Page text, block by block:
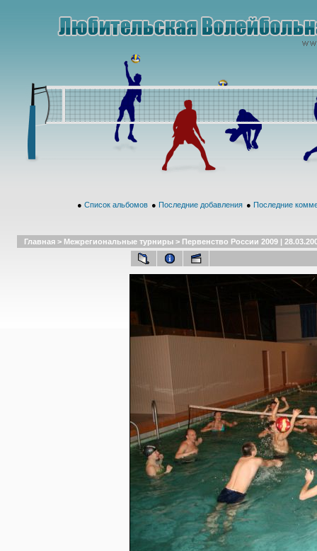
● Список альбомов ● Последние добавления ● Последние
Главная > Межрегиональные турниры > Первенство России 2009 |